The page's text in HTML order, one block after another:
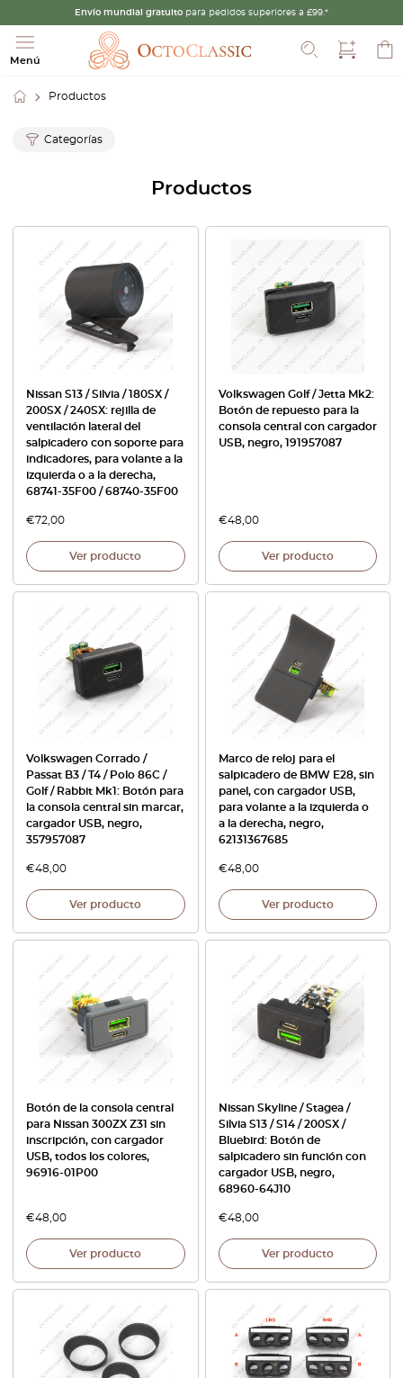
Envío mundial gratuito para pedidos superiores a £99.*
Menú
Productos
Categorías
Productos
Nissan S13 / Silvia / 180SX /
200SX / 240SX: rejilla de
ventilación lateral del
salpicadero con soporte para
indicadores, para volante a la
izquierda o a la derecha,
68741-35F00 / 68740-35F00
€72,00
Ver producto
Volkswagen Golf / Jetta Mk2:
Botón de repuesto para la
consola central con cargador
USB, negro, 191957087
€48,00
Ver producto
Volkswagen Corrado /
Passat B3 / T4 / Polo 86C /
Golf / Rabbit Mk1: Botón para
la consola central sin marcar,
cargador USB, negro,
357957087
€48,00
Ver producto
Marco de reloj para el
salpicadero de BMW E28, sin
panel, con cargador USB,
para volante a la izquierda o
a la derecha, negro,
62131367685
€48,00
Ver producto
Botón de la consola central
para Nissan 300ZX Z31 sin
inscripción, con cargador
USB, todos los colores,
96916-01P00
€48,00
Ver producto
Nissan Skyline / Stagea /
Silvia S13 / S14 / 200SX /
Bluebird: Botón de
salpicadero sin función con
cargador USB, negro,
68960-64J10
€48,00
Ver producto